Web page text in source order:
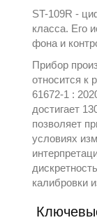
ST-109R -
класса. Его
фона и
Прибор
относится к
61672-1 :
достигает
позволяет
условиях
калибровки